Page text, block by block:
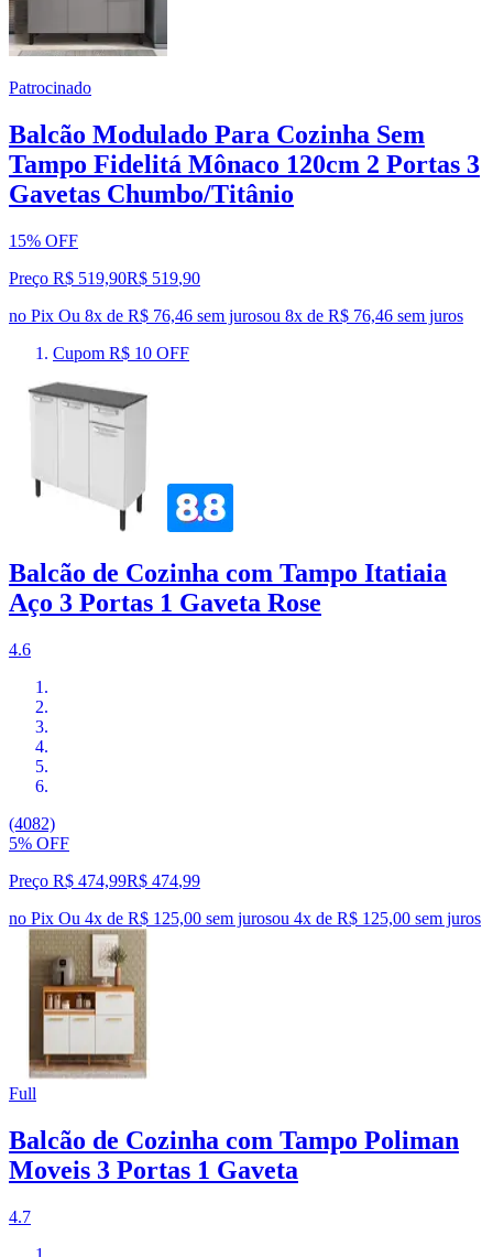
Patrocinado
Balcão Modulado Para Cozinha Sem
Tampo Fidelitá Mônaco 120cm 2 Portas 3
Gavetas Chumbo/Titânio
15% OFF
Preço R$ 519,90R$ 519,90
no Pix Ou 8x de R$ 76,46 sem jurosou 8x de R$ 76,46 sem juros
Cupom R$ 10 OFF
Balcão de Cozinha com Tampo Itatiaia
Aço 3 Portas 1 Gaveta Rose
4.6
(4082)
5% OFF
Preço R$ 474,99R$ 474,99
no Pix Ou 4x de R$ 125,00 sem jurosou 4x de R$ 125,00 sem juros
Full
Balcão de Cozinha com Tampo Poliman
Moveis 3 Portas 1 Gaveta
4.7